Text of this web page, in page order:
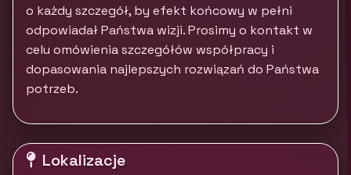
o każdy szczegół, by efekt końcowy w pełni
odpowiadał Państwa wizji. Prosimy o kontakt w
celu omówienia szczegółów współpracy i
dopasowania najlepszych rozwiązań do Państwa
potrzeb.
Lokalizacje